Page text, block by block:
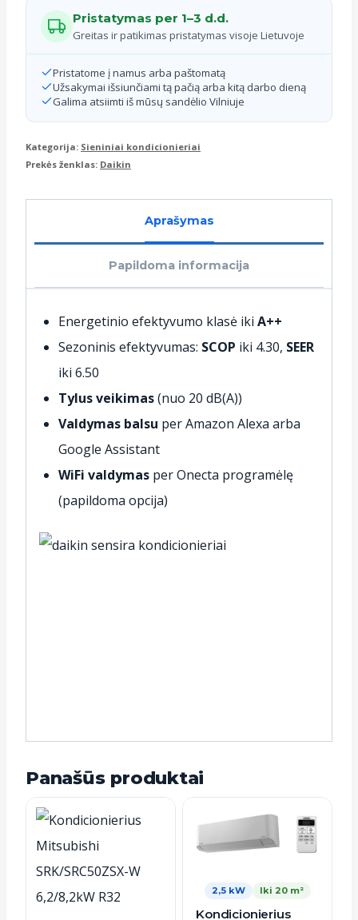
Pristatymas per 1–3 d.d.
Greitas ir patikimas pristatymas visoje Lietuvoje
Pristatome į namus arba paštomatą
Užsakymai išsiunčiami tą pačią arba kitą darbo dieną
Galima atsiimti iš mūsų sandėlio Vilniuje
Kategorija: Sieniniai kondicionieriai
Prekės ženklas: Daikin
Aprašymas
Papildoma informacija
Energetinio efektyvumo klasė iki A++
Sezoninis efektyvumas: SCOP iki 4.30, SEER
iki 6.50
Tylus veikimas(nuo 20 dB(A))
Valdymas balsu per Amazon Alexa arba
Google Assistant
WiFi valdymas per Onecta programėlę
(papildoma opcija)
Panašūs produktai
2,5 kW Iki 20 m²
Kondicionierius